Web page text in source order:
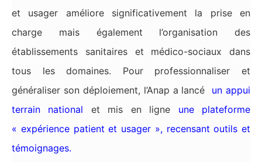
et usager améliore significativement la prise en
charge mais également l’organisation des
établissements sanitaires et médico-sociaux dans
tous les domaines. Pour professionnaliser et
généraliser son déploiement, l’Anap a lancé un appui
terrain national et mis en ligne une plateforme
« expérience patient et usager », recensant outils et
témoignages.